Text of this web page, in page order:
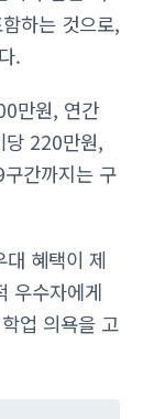
하는 것으로,
.
만원, 연간
당 220만원,
간까지는 구
혜택이 제
우수자에게
업 의욕을 고